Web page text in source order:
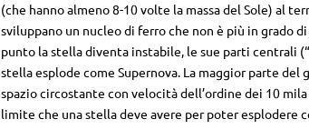
(che hanno almeno 8-10 volte la massa del Sole) al
sviluppano un nucleo di ferro che non è più in grado
punto la stella diventa instabile, le sue parti centrali
stella esplode come Supernova. La maggior parte
spazio circostante con velocità dell’ordine dei 10
limite che una stella deve avere per poter esplodere